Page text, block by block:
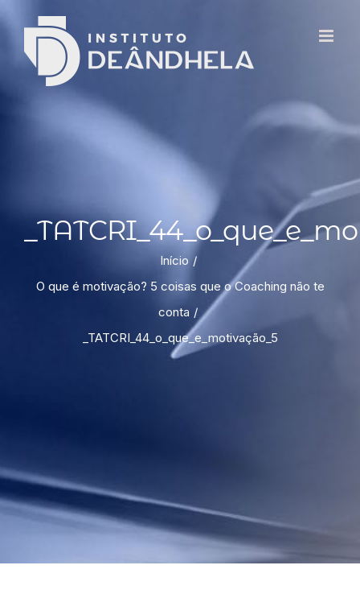
Início
O que é motivação? 5 coisas que o Coaching não te
conta
_TATCRI_44_o_que_e_motivação_5